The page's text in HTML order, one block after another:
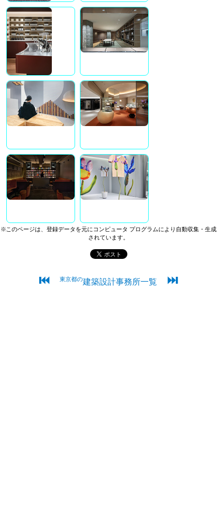
※このページは、登録データを元にコンピュータ プログラムにより自動収集・生成
されています。
⏮ 東京都の建築設計事務所一覧 ⏭